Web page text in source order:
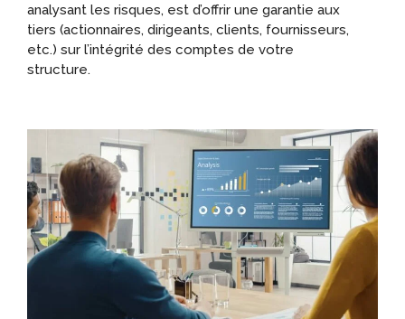
analysant les risques, est d’offrir une garantie aux
tiers (actionnaires, dirigeants, clients, fournisseurs,
etc.) sur l’intégrité des comptes de votre
structure.